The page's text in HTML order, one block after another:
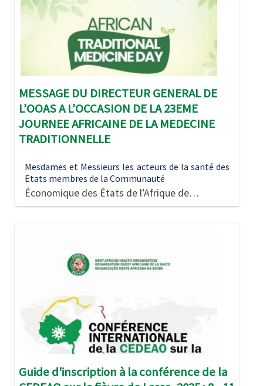
MESSAGE DU DIRECTEUR GENERAL DE
L’OOAS A L’OCCASION DE LA 23EME
JOURNEE AFRICAINE DE LA MEDECINE
TRADITIONNELLE
Mesdames et Messieurs les acteurs de la santé des
Etats membres de la Communauté
Économique des États de l’Afrique de…
Guide d'inscription à la conférence de la